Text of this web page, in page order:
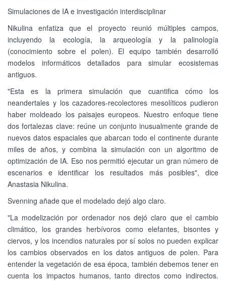
Simulaciones de IA e investigación interdisciplinar
Nikulina enfatiza que el proyecto reunió múltiples campos,
incluyendo la ecología, la arqueología y la palinología
(conocimiento sobre el polen). El equipo también desarrolló
modelos informáticos detallados para simular ecosistemas
antiguos.
"Esta es la primera simulación que cuantifica cómo los
neandertales y los cazadores-recolectores mesolíticos pudieron
haber moldeado los paisajes europeos. Nuestro enfoque tiene
dos fortalezas clave: reúne un conjunto inusualmente grande de
nuevos datos espaciales que abarcan todo el continente durante
miles de años, y combina la simulación con un algoritmo de
optimización de IA. Eso nos permitió ejecutar un gran número de
escenarios e identificar los resultados más posibles", dice
Anastasia Nikulina.
Svenning añade que el modelado dejó algo claro.
"La modelización por ordenador nos dejó claro que el cambio
climático, los grandes herbívoros como elefantes, bisontes y
ciervos, y los incendios naturales por sí solos no pueden explicar
los cambios observados en los datos antiguos de polen. Para
entender la vegetación de esa época, también debemos tener en
cuenta los impactos humanos, tanto directos como indirectos.